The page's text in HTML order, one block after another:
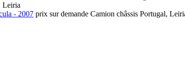
Leiria
- 2007 prix sur demande Camion châssis Portugal,